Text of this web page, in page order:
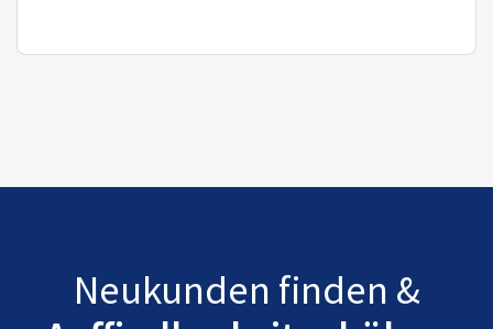
Neukunden finden &